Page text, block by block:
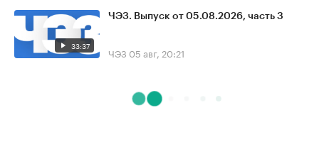
33:37
ЧЭЗ. Выпуск от 05.08.2026, часть 3
ЧЭЗ 05 авг, 20:21